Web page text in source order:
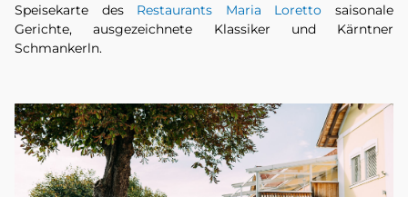
Speisekarte des Restaurants Maria Loretto saisonale
Gerichte, ausgezeichnete Klassiker und Kärntner
Schmankerln.